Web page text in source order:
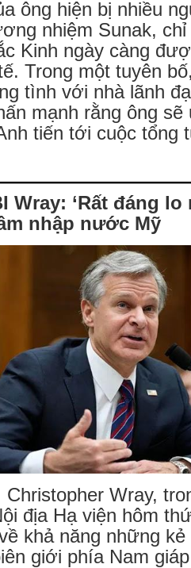
ông hiện bị nhiều
nhiệm Sunak,
Kinh ngày càng
Trong một tuyên
tình với nhà lãnh
mạnh rằng ông
tiến tới cuộc tổng
Wray: ‘Rất đáng lo
nhập nước Mỹ
Wray,
địa Hạ viện hôm
khả năng những
giới phía Nam